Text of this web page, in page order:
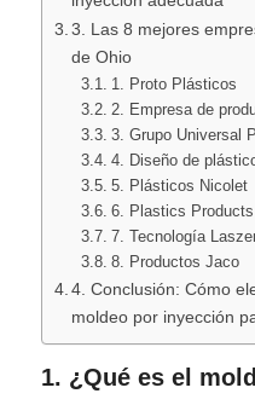
3. Las 8 mejores
de Ohio
1. Proto Plásticos
2. Empresa de
3. Grupo Universal
4. Diseño de
5. Plásticos Nicolet
6. Plastics
7. Tecnología
8. Productos Jaco
4. Conclusión: Cómo
moldeo por inyección
1. ¿Qué es el